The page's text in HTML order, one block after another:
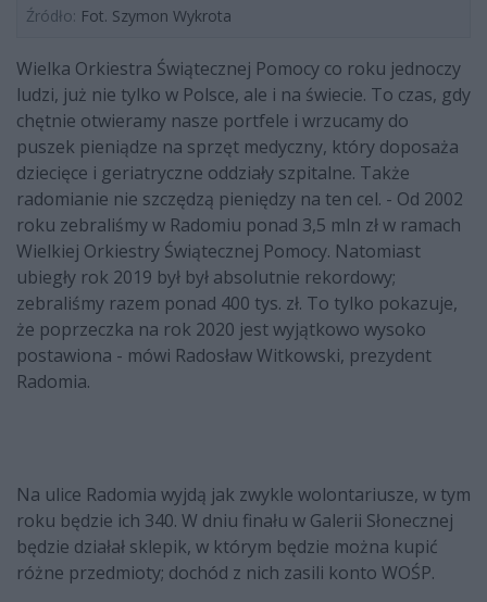
Źródło: Fot. Szymon Wykrota
Wielka Orkiestra Świątecznej Pomocy co roku jednoczy
ludzi, już nie tylko w Polsce, ale i na świecie. To czas, gdy
chętnie otwieramy nasze portfele i wrzucamy do
puszek pieniądze na sprzęt medyczny, który doposaża
dziecięce i geriatryczne oddziały szpitalne. Także
radomianie nie szczędzą pieniędzy na ten cel. - Od 2002
roku zebraliśmy w Radomiu ponad 3,5 mln zł w ramach
Wielkiej Orkiestry Świątecznej Pomocy. Natomiast
ubiegły rok 2019 był był absolutnie rekordowy;
zebraliśmy razem ponad 400 tys. zł. To tylko pokazuje,
że poprzeczka na rok 2020 jest wyjątkowo wysoko
postawiona - mówi Radosław Witkowski, prezydent
Radomia.
Na ulice Radomia wyjdą jak zwykle wolontariusze, w tym
roku będzie ich 340. W dniu finału w Galerii Słonecznej
będzie działał sklepik, w którym będzie można kupić
różne przedmioty; dochód z nich zasili konto WOŚP.